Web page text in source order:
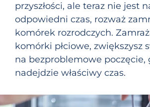
przyszłości, ale teraz nie jest
odpowiedni czas, rozważ
komórek rozrodczych.
komórki płciowe, zwiększysz
na bezproblemowe poczęcie,
nadejdzie właściwy czas.